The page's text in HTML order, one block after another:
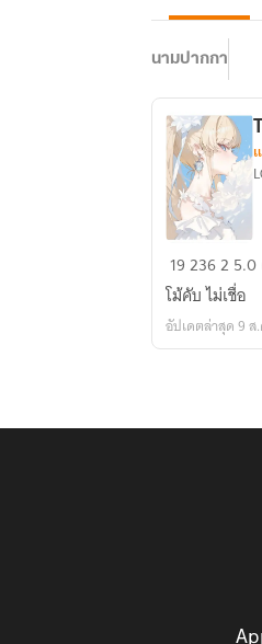
นามปากกา
The
Rune
192362 5.0
โม้คับ ไม่เชื่อ
อัปเดตล่าสุด 9 ส